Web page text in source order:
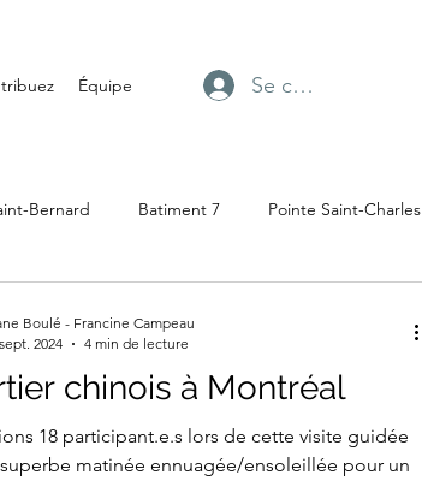
Équipe Se connecter
Bernard Batiment 7 Pointe Saint-Charles
Château Dufresne Parc Angrignon
chinois à Montréal
18 participant.e.s lors de cette visite guidée
matinée ennuagée/ensoleillée pour un
Boulé - Francine Campeau
2024
4 min de lecture